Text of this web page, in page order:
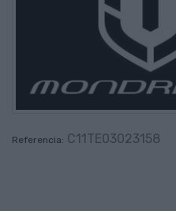
Referencia: C11TE03023158